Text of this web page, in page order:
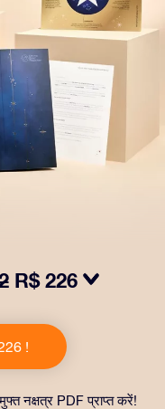
R$ 226
ही डिजिटल दस्तावेज़
दोस्तों और प्रियजनों को
का जादुई तरीक़ा है।
!
नक्षत्र PDF प्राप्त करें!